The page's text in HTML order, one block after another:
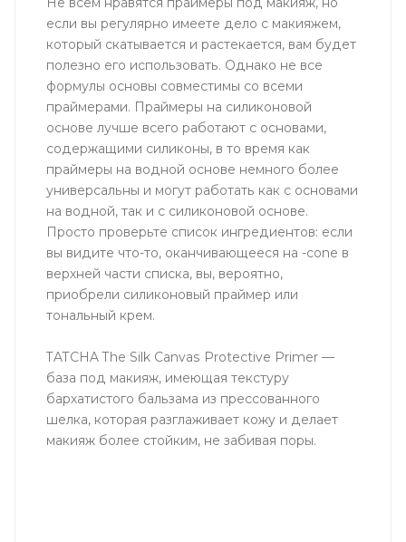
если вы регулярно имеете дело с макияжем,
который скатывается и растекается, вам будет
полезно его использовать. Однако не все
формулы основы совместимы со всеми
праймерами. Праймеры на силиконовой
основе лучше всего работают с основами,
содержащими силиконы, в то время как
праймеры на водной основе немного более
универсальны и могут работать как с основами
на водной, так и с силиконовой основе.
Просто проверьте список ингредиентов: если
вы видите что-то, оканчивающееся на -cone в
верхней части списка, вы, вероятно,
приобрели силиконовый праймер или
тональный крем.
TATCHA The Silk Canvas Protective Primer —
база под макияж, имеющая текстуру
бархатистого бальзама из прессованного
шелка, которая разглаживает кожу и делает
макияж более стойким, не забивая поры.